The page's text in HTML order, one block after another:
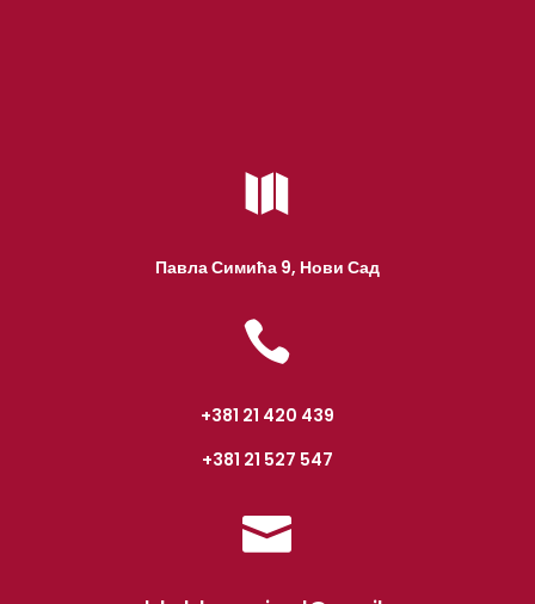

Павла Симића 9, Нови Сад

+381 21 420 439
+381 21 527 547
